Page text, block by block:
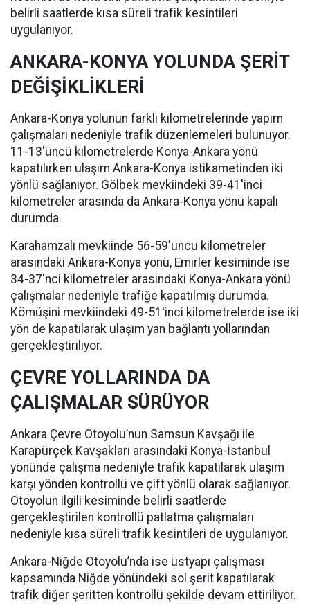
belirli saatlerde kısa süreli trafik kesintileri
uygulanıyor.
ANKARA-KONYA YOLUNDA ŞERİT
DEĞİŞİKLİKLERİ
Ankara-Konya yolunun farklı kilometrelerinde yapım
çalışmaları nedeniyle trafik düzenlemeleri bulunuyor.
11-13'üncü kilometrelerde Konya-Ankara yönü
kapatılırken ulaşım Ankara-Konya istikametinden iki
yönlü sağlanıyor. Gölbek mevkiindeki 39-41'inci
kilometreler arasında da Ankara-Konya yönü kapalı
durumda.
Karahamzalı mevkiinde 56-59'uncu kilometreler
arasındaki Ankara-Konya yönü, Emirler kesiminde ise
34-37'nci kilometreler arasındaki Konya-Ankara yönü
çalışmalar nedeniyle trafiğe kapatılmış durumda.
Kömüşini mevkiindeki 49-51'inci kilometrelerde ise iki
yön de kapatılarak ulaşım yan bağlantı yollarından
gerçekleştiriliyor.
ÇEVRE YOLLARINDA DA
ÇALIŞMALAR SÜRÜYOR
Ankara Çevre Otoyolu’nun Samsun Kavşağı ile
Karapürçek Kavşakları arasındaki Konya-İstanbul
yönünde çalışma nedeniyle trafik kapatılarak ulaşım
karşı yönden kontrollü ve çift yönlü olarak sağlanıyor.
Otoyolun ilgili kesiminde belirli saatlerde
gerçekleştirilen kontrollü patlatma çalışmaları
nedeniyle kısa süreli trafik kesintileri de uygulanıyor.
Ankara-Niğde Otoyolu’nda ise üstyapı çalışması
kapsamında Niğde yönündeki sol şerit kapatılarak
trafik diğer şeritten kontrollü şekilde devam ettiriliyor.